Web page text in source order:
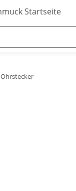
Ohrstecker